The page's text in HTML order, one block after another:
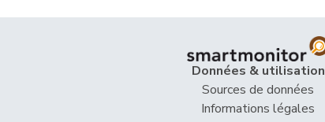
Données & utilisation
Sources de données
Informations légales